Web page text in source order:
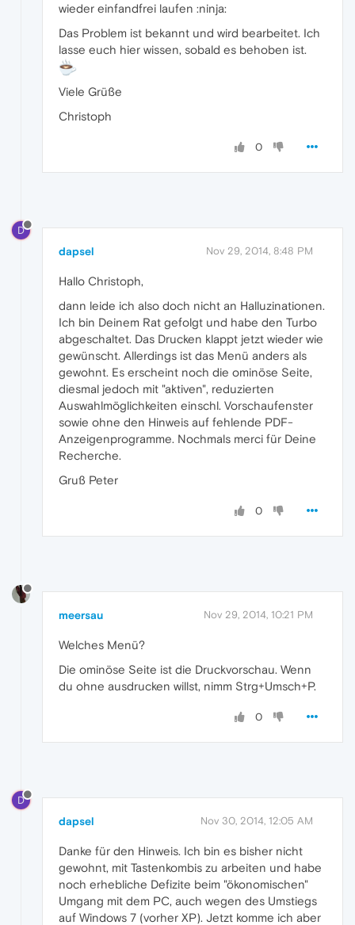
wieder einfandfrei laufen :ninja:
Das Problem ist bekannt und wird bearbeitet. Ich
lasse euch hier wissen, sobald es behoben ist.
Viele Grüße
Christoph
0
D
dapsel Nov 29, 2014, 8:48 PM
Hallo Christoph,
dann leide ich also doch nicht an Halluzinationen.
Ich bin Deinem Rat gefolgt und habe den Turbo
abgeschaltet. Das Drucken klappt jetzt wieder wie
gewünscht. Allerdings ist das Menü anders als
gewohnt. Es erscheint noch die ominöse Seite,
diesmal jedoch mit "aktiven", reduzierten
Auswahlmöglichkeiten einschl. Vorschaufenster
sowie ohne den Hinweis auf fehlende PDF-
Anzeigenprogramme. Nochmals merci für Deine
Recherche.
Gruß Peter
0
meersau Nov 29, 2014, 10:21 PM
Welches Menü?
Die ominöse Seite ist die Druckvorschau. Wenn
du ohne ausdrucken willst, nimm Strg+Umsch+P.
0
D
dapsel Nov 30, 2014, 12:05 AM
Danke für den Hinweis. Ich bin es bisher nicht
gewohnt, mit Tastenkombis zu arbeiten und habe
noch erhebliche Defizite beim "ökonomischen"
Umgang mit dem PC, auch wegen des Umstiegs
auf Windows 7 (vorher XP). Jetzt komme ich aber